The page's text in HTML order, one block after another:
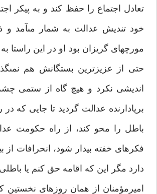
تعادل اجتماع را حفظ كند و به پيكر
خود تنديش عدالت به شمار مى‏آمد
مورچه‏اى گريزان بود او در اين راستا
حتى از عزيزترين بستگانش هم
انديشى نكرد و هيچ گاه از ستمى
برپادارنده عدالت گرديد تا جايى كه
باطل را محو كند، از راه حكومت
فكرهاى خفته بيدار شود، انحرافات
دارد مگر اين كه اقامه حق كنم يا باطلى
اميرمؤمنان از همان روزهاى